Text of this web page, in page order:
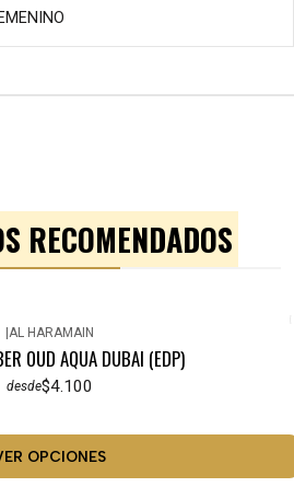
RECOMENDADOS
AL HARAMAIN
OUD AQUA DUBAI (EDP)
desde$4.100
OPCIONES